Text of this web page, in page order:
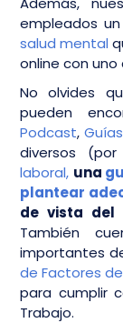
empleados
salud mental
online con
No olvides
pueden
Podcast,
diversos
laboral, una
plantear
de vista del
También
importantes
de Factores
para cumplir
Trabajo.